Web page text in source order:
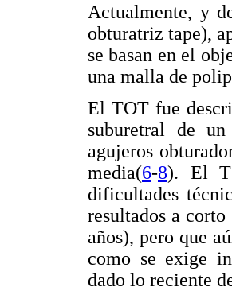
Actualmente, y
obturatriz tape),
se basan en el
una malla de
El TOT fue
suburetral de
agujeros
media(6-8). El
dificultades
resultados a
años), pero que
como se exige
dado lo reciente